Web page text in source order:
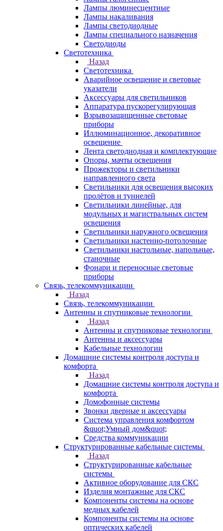
Лампы люминесцентные
Лампы накаливания
Лампы светодиодные
Лампы специального назначения
Светодиоды
Светотехника
Назад
Светотехника
Аварийное освещение и световые
указатели
Аксессуары для светильников
Аппаратура пускорегулирующая
Взрывозащищенные световые
приборы
Иллюминационное, декоративное
освещение
Лента светодиодная и комплектующие
Опоры, мачты освещения
Прожекторы и светильники
направленного света
Светильники для освещения высоких
пролётов и туннелей
Светильники линейные, для
модульных и магистральных систем
освещения
Светильники наружного освещения
Светильники настенно-потолочные
Светильники настольные, напольные,
станочные
Фонари и переносные световые
приборы
Связь, телекоммуникации
Назад
Связь, телекоммуникации
Антенны и спутниковые технологии
Назад
Антенны и спутниковые технологии
Антенны и аксессуары
Кабельные технологии
Домашние системы контроля доступа и
комфорта
Назад
Домашние системы контроля доступа и
комфорта
Домофонные системы
Звонки дверные и аксессуары
Система управления комфортом
&quot;Умный дом&quot;
Средства коммуникации
Структурированные кабельные системы
Назад
Структурированные кабельные
системы
Активное оборудование для СКС
Изделия монтажные для СКС
Компоненты системы на основе
медных кабелей
Компоненты системы на основе
оптических кабелей